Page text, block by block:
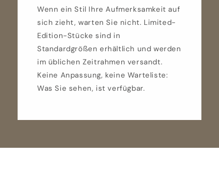
Wenn ein Stil Ihre Aufmerksamkeit auf
sich zieht, warten Sie nicht. Limited-
Edition-Stücke sind in
Standardgrößen erhältlich und werden
im üblichen Zeitrahmen versandt.
Keine Anpassung, keine Warteliste:
Was Sie sehen, ist verfügbar.